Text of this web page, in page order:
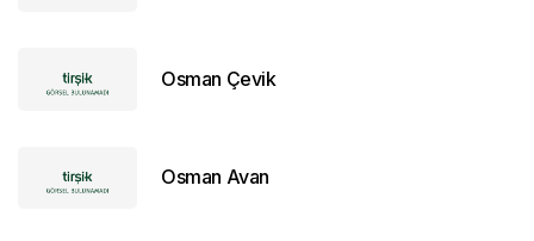
Osman Çevik
Osman Avan